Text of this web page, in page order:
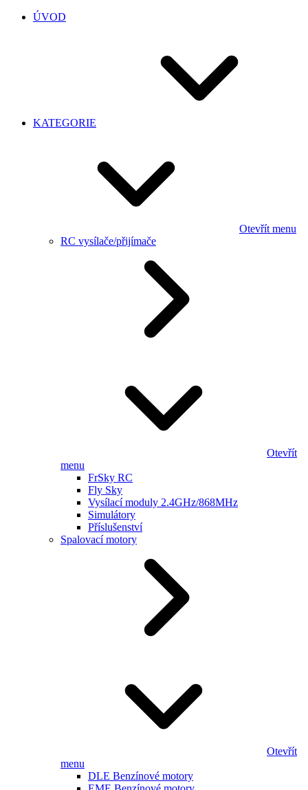
ÚVOD
KATEGORIE
Otevřít menu
RC vysílače/přijímače
Otevřít
menu
FrSky RC
Fly Sky
Vysílací moduly 2.4GHz/868MHz
Simulátory
Příslušenství
Spalovací motory
Otevřít
menu
DLE Benzínové motory